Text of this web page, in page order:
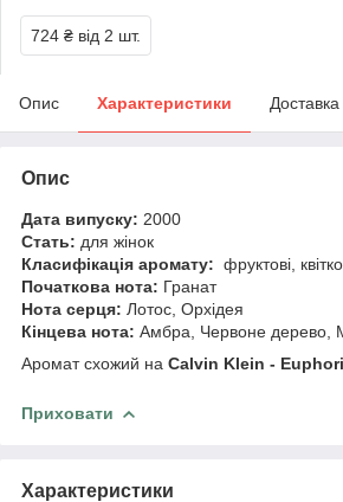
724 ₴ від 2 шт.
Опис Характеристики Доставка
Опис
Дата випуску: 2000
Стать: для жінок
Класифікація аромату: фруктові,
Початкова нота: Гранат
Нота серця: Лотос, Орхідея
Кінцева нота: Амбра, Червоне дерево,
Аромат схожий на Calvin Klein -
Приховати
Характеристики